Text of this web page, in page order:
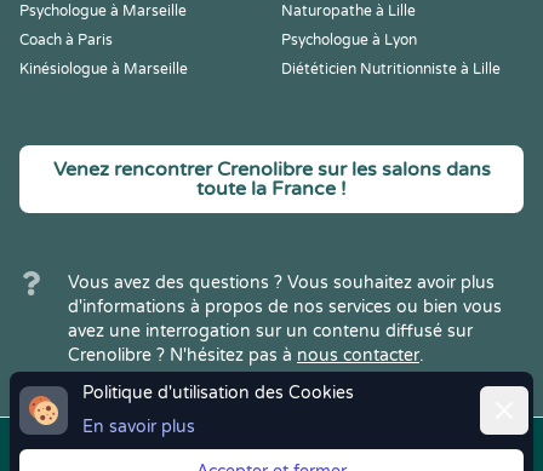
Politique d'utilisation des Cookies
En savoir plus
Psychologue à Marseille
Naturopathe à Lille
Coach à Paris
Psychologue à Lyon
Kinésiologue à Marseille
Diététicien Nutritionniste à Lille
Venez rencontrer Crenolibre sur les salons dans
toute la France !
Vous avez des questions ? Vous souhaitez avoir plus
d'informations à propos de nos services ou bien vous
avez une interrogation sur un contenu diffusé sur
Crenolibre ? N'hésitez pas à nous contacter.
Copyright © 2022Crenolibre, tous Mentions | CGV | RGPD